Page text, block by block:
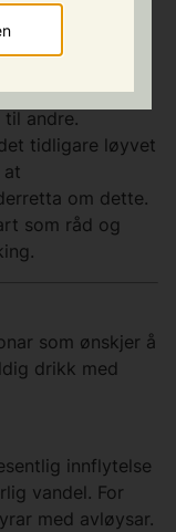
skje ved skifte
eller
krev ofte ny
fell bort
andre.
tidligare løyvet
at
om dette.
som råd og
som ønskjer å
drikk med
innflytelse
vandel. For
med avløysar.